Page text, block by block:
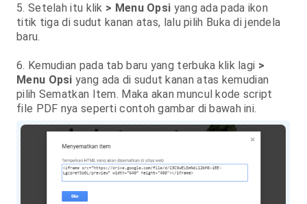
5. Setelah itu klik > Menu Opsi yang ada pada ikon
titik tiga di sudut kanan atas, lalu pilih Buka di jendela
baru.
6. Kemudian pada tab baru yang terbuka klik lagi >
Menu Opsi yang ada di sudut kanan atas kemudian
pilih Sematkan Item. Maka akan muncul kode script
file PDF nya seperti contoh gambar di bawah ini.